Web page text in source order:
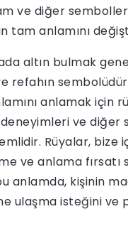
ve diğer
tam anlamını
altın bulmak
refahın
anlamak için
deneyimleri ve diğer
Rüyalar, bize
ve anlama fırsatı
anlamda, kişinin
ulaşma isteğini ve